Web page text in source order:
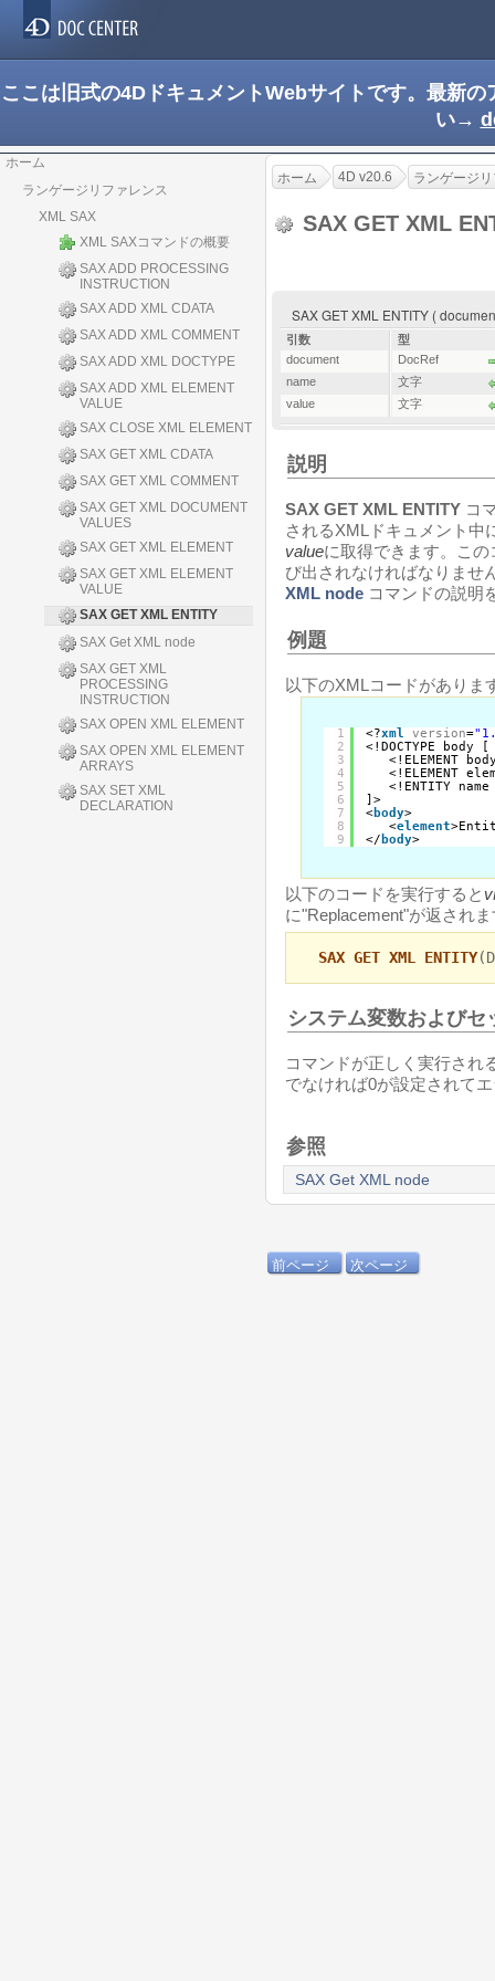
ここは旧式の4DドキュメントWebサイトです。最新
い→
ホーム
ランゲージリファレンス
XML SAX
XML SAXコマンドの概要
SAX ADD PROCESSING
INSTRUCTION
SAX ADD XML CDATA
SAX ADD XML COMMENT
SAX ADD XML DOCTYPE
SAX ADD XML ELEMENT
VALUE
SAX CLOSE XML ELEMENT
SAX GET XML CDATA
SAX GET XML COMMENT
SAX GET XML DOCUMENT
VALUES
SAX GET XML ELEMENT
SAX GET XML ELEMENT
VALUE
SAX GET XML ENTITY
SAX Get XML node
SAX GET XML
PROCESSING
INSTRUCTION
SAX OPEN XML ELEMENT
SAX OPEN XML ELEMENT
ARRAYS
SAX SET XML
DECLARATION
ホーム 4D v20.6 ランゲージ
SAX GET XML
SAX GET XML ENTITY (
引数
型
document
DocRef
name
文字
value
文字
説明
SAX GET XML ENTITY コ
されるXMLドキュメント中
valueに取得できます。この
び出されなければなりませ
XML node コマンドの説明
例題
以下のXMLコードがありま
1
2
3
4
5
6
7
8
9
<?xml version=
<!DOCTYPE body [
<!ELEMENT
<!ELEMENT
<!ENTITY
]>
<body>
<element
</ body>
以下のコードを実行すると
に"Replacement"が返され
SAX GET XML ENTITY
システム変数およびセ
コマンドが正しく実行され
でなければ0が設定されて
参照
SAX Get XML node
前ページ 次ページ